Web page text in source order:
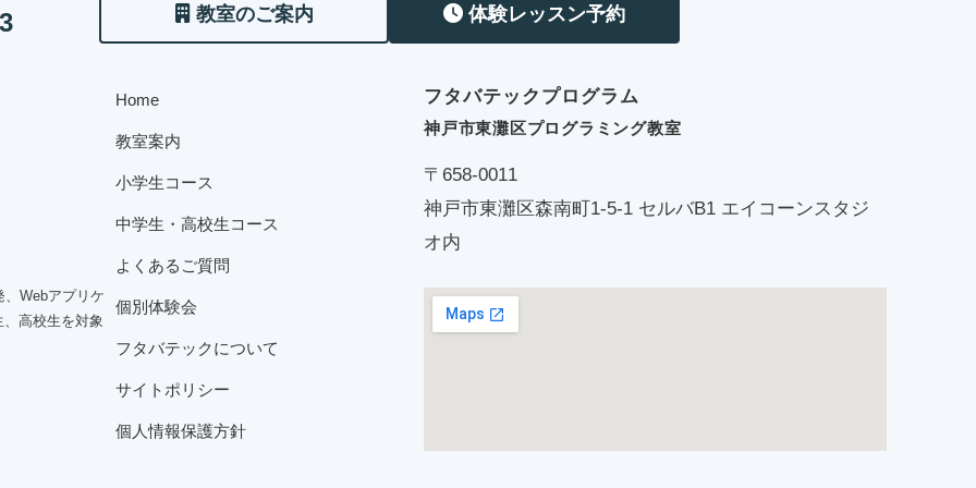
教室のご案内 体験レッスン予約
Webアプリケ
高校生を対象
Home
教室案内
小学生コース
中学生・高校生コース
よくあるご質問
個別体験会
フタバテックについて
サイトポリシー
個人情報保護方針
フタバテックプログラム
神戸市東灘区プログラミング教室
〒658-0011
神戸市東灘区森南町1-5-1 セルバB1 エイコーンスタジ
オ内